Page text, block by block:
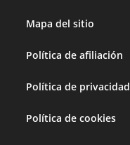
Mapa del sitio
Política de afiliación
Política de privacidad
Política de cookies